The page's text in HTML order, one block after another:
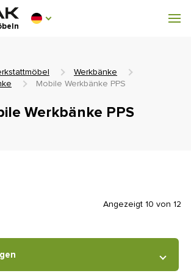
Werkstattmöbel
Werkbänke
Mobile Werkbänke PPS
Werkbänke PPS
Angezeigt 10 von 12